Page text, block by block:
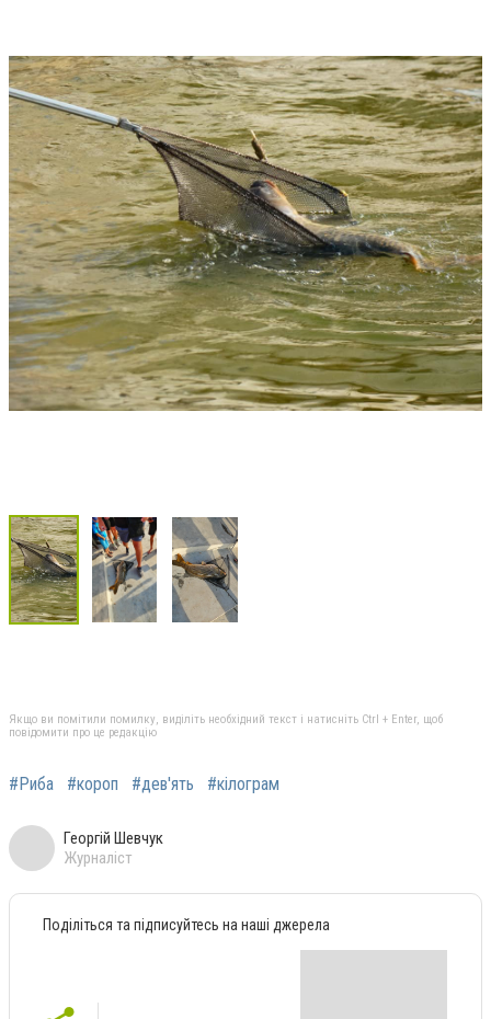
Якщо ви помітили помилку, виділіть необхідний текст і натисніть Ctrl + Enter, щоб
повідомити про це редакцію
#Риба #короп #дев'ять #кілограм
Георгій Шевчук
Журналіст
Поділіться та підписуйтесь на наші джерела